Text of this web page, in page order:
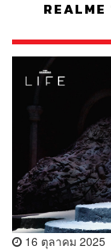
REALME
16 ตุลาคม 2025